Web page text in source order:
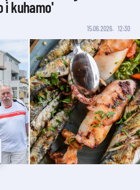
i kuhamo'
15.06.2026. 12:30